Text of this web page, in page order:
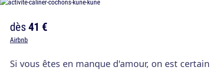
dès41 €
Airbnb
Si vous êtes en manque d'amour, on est certain